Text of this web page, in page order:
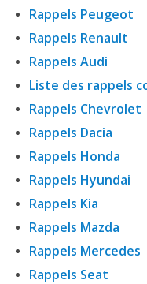
Rappels Peugeot
Rappels Renault
Rappels Audi
Liste des rappels
Rappels Chevrolet
Rappels Dacia
Rappels Honda
Rappels Hyundai
Rappels Kia
Rappels Mazda
Rappels Mercedes
Rappels Seat